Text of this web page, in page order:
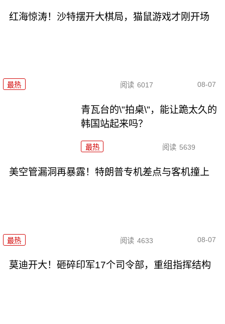
红海惊涛！沙特摆开大棋局，猫鼠游戏才刚开场
最热 阅读 6017 08-07
青瓦台的\"拍桌\"，能让跪太久的
韩国站起来吗？
最热 阅读 5639
美空管漏洞再暴露！特朗普专机差点与客机撞上
最热 阅读 4633 08-07
莫迪开大！砸碎印军17个司令部，重组指挥结构